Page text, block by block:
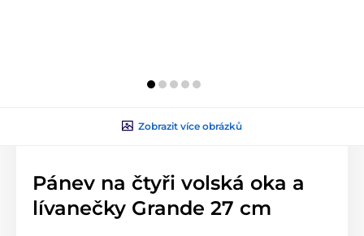
Zobrazit více obrázků
Pánev na čtyři volská oka a
lívanečky Grande 27 cm